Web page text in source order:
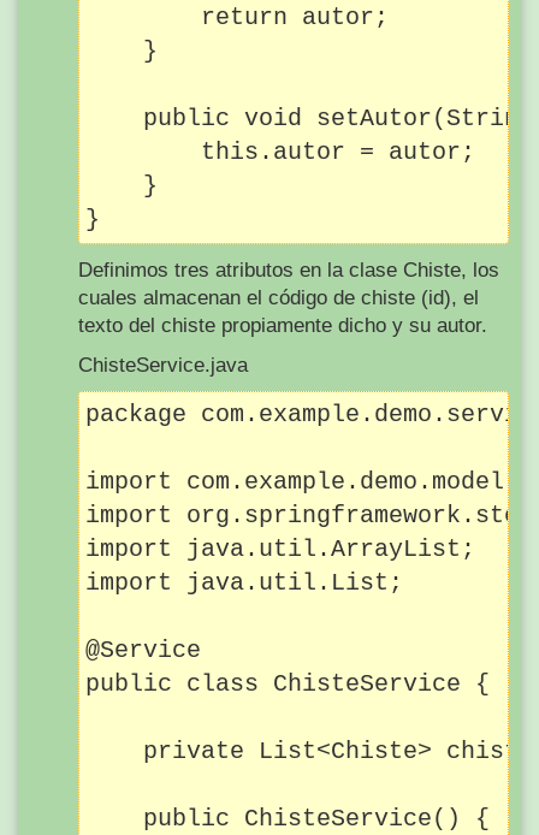
        return autor;
    }
public void
        this.autor = autor;
    }
Definimos tres atributos en la clase Chiste, los
cuales almacenan el código de chiste (id), el
texto del chiste propiamente dicho y su autor.
ChisteService.java
package
import
import
import java.util.ArrayList;
import java.util.List;
@Service
public class ChisteService {
private List<Chiste>
    public ChisteService() {